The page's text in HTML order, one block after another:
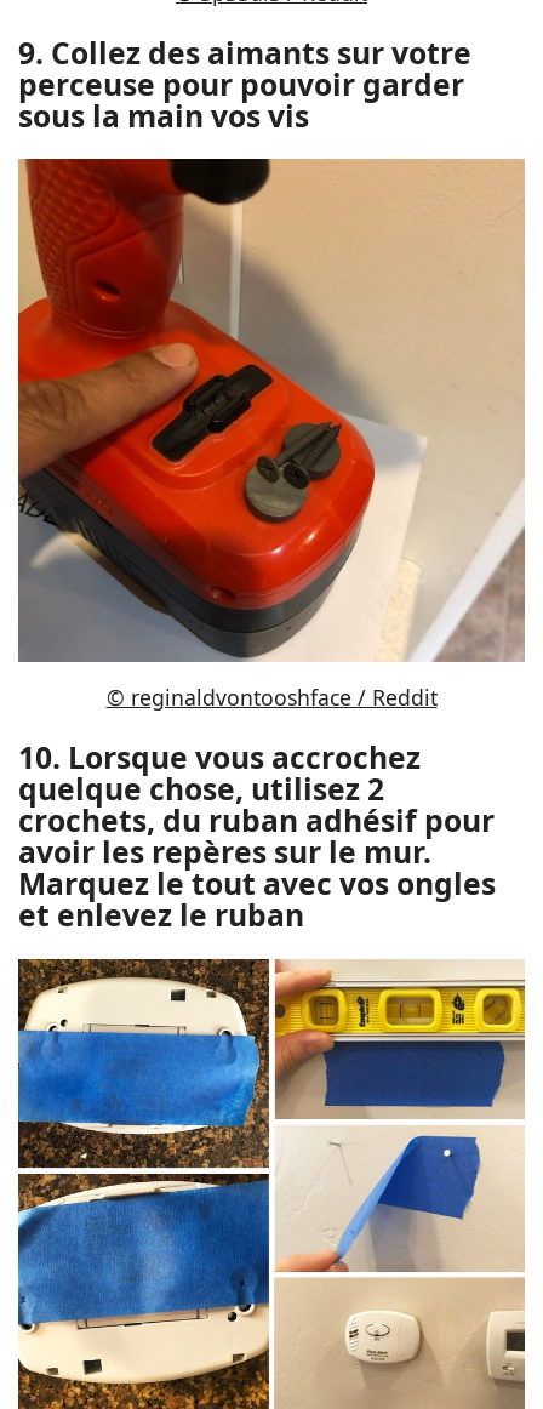
9. Collez des aimants sur votre
perceuse pour pouvoir garder
sous la main vos vis
© reginaldvontooshface / Reddit
10. Lorsque vous accrochez
quelque chose, utilisez 2
crochets, du ruban adhésif pour
avoir les repères sur le mur.
Marquez le tout avec vos ongles
et enlevez le ruban